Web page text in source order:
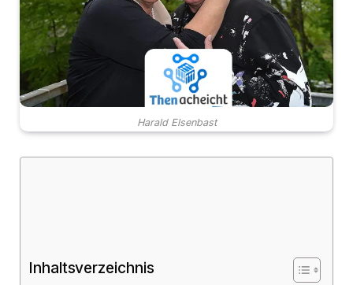
Harald Elsenbast
Inhaltsverzeichnis